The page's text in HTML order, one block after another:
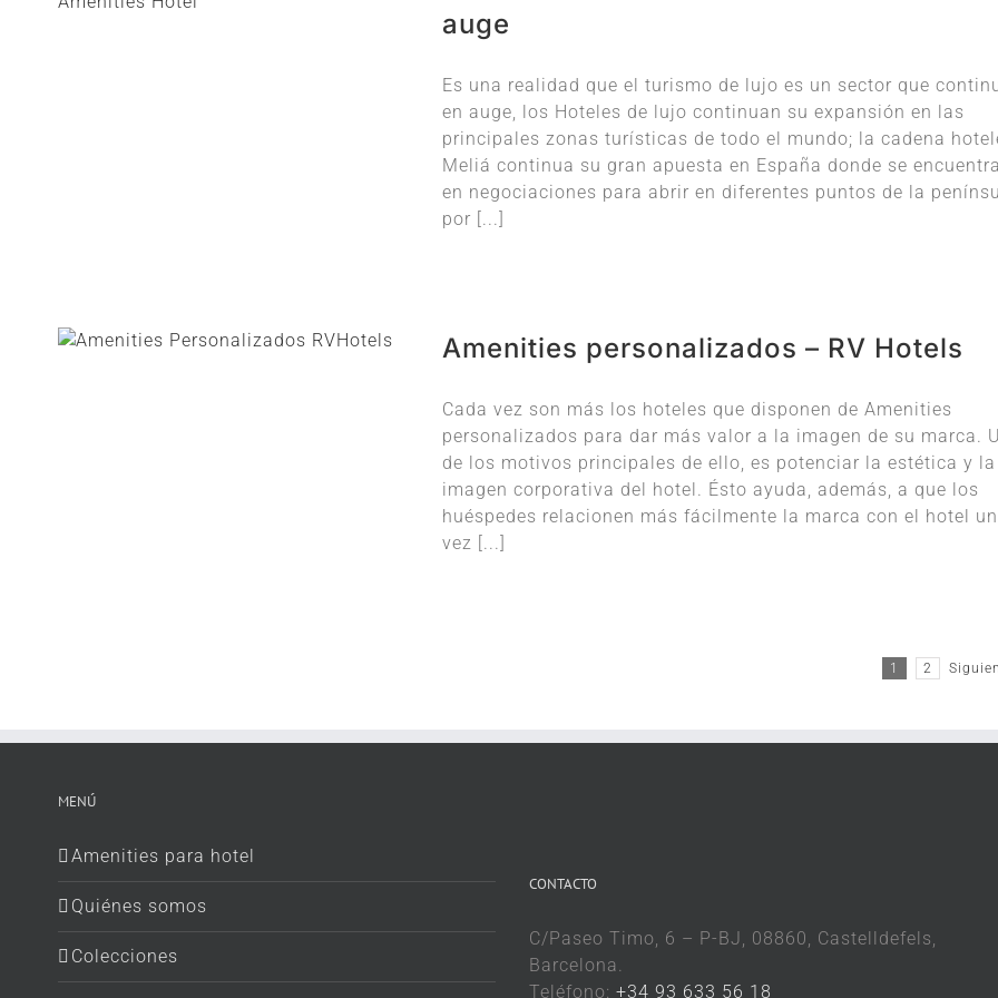
auge
Es una realidad que el turismo de lujo es un sector que
en auge, los Hoteles de lujo continuan su expansión en las
principales zonas turísticas de todo el mundo; la cadena
Meliá continua su gran apuesta en España donde se
en negociaciones para abrir en diferentes puntos de la
por [...]
Amenities personalizados – RV Hotels
Cada vez son más los hoteles que disponen de Amenities
personalizados para dar más valor a la imagen de su marca.
de los motivos principales de ello, es potenciar la estética y la
imagen corporativa del hotel. Ésto ayuda, además, a que los
huéspedes relacionen más fácilmente la marca con el hotel
vez [...]
1 2
MENÚ
Amenities para hotel
Quiénes somos
Colecciones
CONTACTO
C/Paseo Timo, 6 – P-BJ, 08860, Castelldefels,
Barcelona.
Teléfono:+34 93 633 56 18